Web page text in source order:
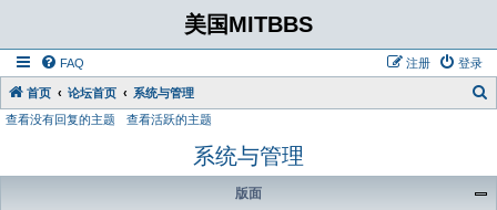
美国MITBBS
FAQ 登录
注册
首页 论坛首页 系统与管理
查看没有回复的主题 查看活跃的主题
系统与管理
版面